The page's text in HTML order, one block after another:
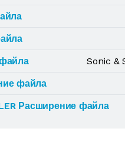
Sonic &
файла
Расширение файла